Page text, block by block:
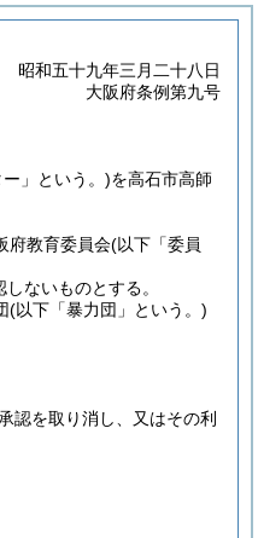
昭和五十九年三月二十八日
大阪府条例第九号
」という。)を高石市高師
府教育委員会(以下「委員
ないものとする。
(以下「暴力団」という。)
認を取り消し、又はその利